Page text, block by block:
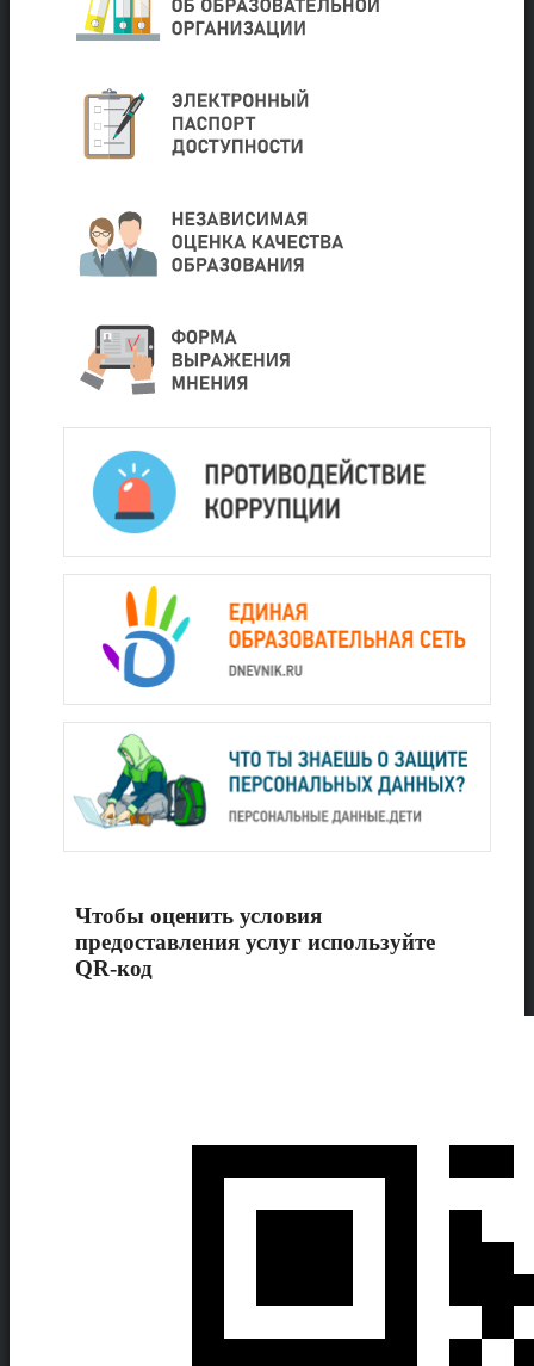
Чтобы оценить условия
предоставления услуг используйте
QR-код